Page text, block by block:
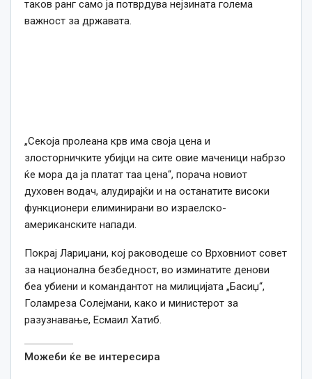
таков ранг само ја потврдува нејзината голема
важност за државата.
„Секоја пролеана крв има своја цена и
злосторничките убијци на сите овие маченици набрзо
ќе мора да ја платат таа цена“, порача новиот
духовен водач, алудирајќи и на останатите високи
функционери елиминирани во израелско-
американските напади.
Покрај Лариџани, кој раководеше со Врховниот совет
за национална безбедност, во изминатите денови
беа убиени и командантот на милицијата „Басиџ“,
Голамреза Солејмани, како и министерот за
разузнавање, Есмаил Хатиб.
Можеби ќе ве интересира